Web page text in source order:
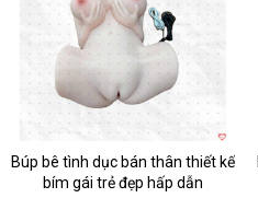
Búp bê tình dục bán thân thiết kế
bím gái trẻ đẹp hấp dẫn